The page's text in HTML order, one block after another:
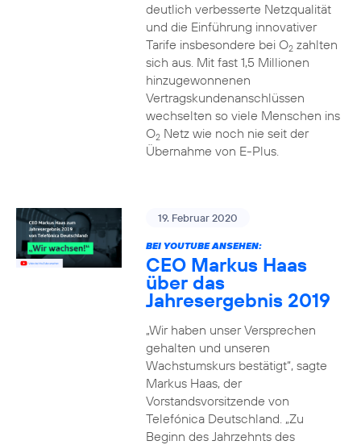
deutlich verbesserte Netzqualität
und die Einführung innovativer
Tarife insbesondere bei O2zahlten
sich aus. Mit fast 1,5 Millionen
hinzugewonnenen
Vertragskundenanschlüssen
wechselten so viele Menschen ins
O2Netz wie noch nie seit der
Übernahme von E-Plus.
19. Februar 2020
BEI YOUTUBE ANSEHEN:
CEO Markus Haas
über das
Jahresergebnis 2019
„Wir haben unser Versprechen
gehalten und unseren
Wachstumskurs bestätigt“, sagte
Markus Haas, der
Vorstandsvorsitzende von
Telefónica Deutschland. „Zu
Beginn des Jahrzehnts des